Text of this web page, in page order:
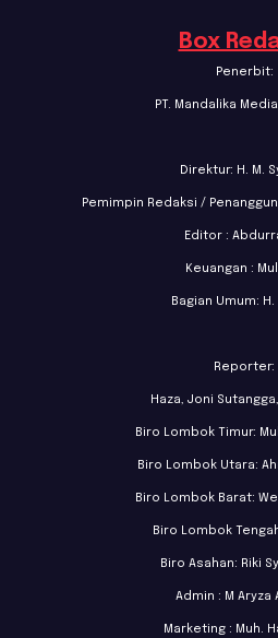
Box
Penerbit:
PT. Mandalika
Direktur: H. M.
Pemimpin Redaksi /
Editor :
Keuangan :
Bagian Umum:
Reporter:
Haza, Joni
Biro Lombok Timur:
Biro Lombok Utara:
Biro Lombok Barat:
Biro Lombok
Biro Asahan: Riki
Admin : M Aryza
Marketing : Muh.